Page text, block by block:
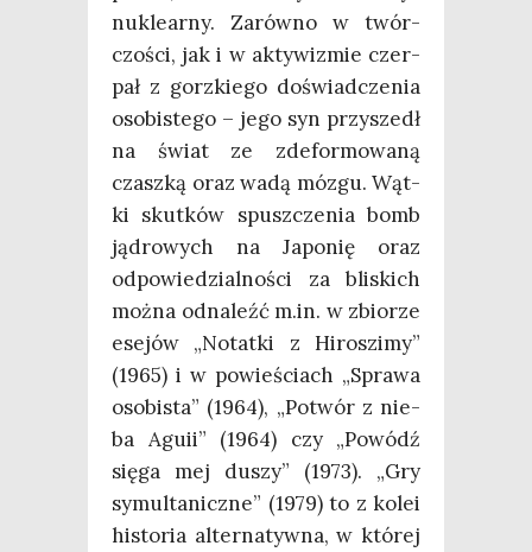
nu­kle­ar­ny. Zarów­no w twór­
czo­ści, jak i w akty­wi­zmie czer­
pał z gorz­kie­go doświad­cze­nia
oso­bi­ste­go – jego syn przy­szedł
na świat ze zde­for­mo­wa­ną
czasz­ką oraz wadą mózgu. Wąt­
ki skut­ków spusz­cze­nia bomb
jądro­wych na Japo­nię oraz
odpo­wie­dzial­no­ści za bli­skich
moż­na odna­leźć m.in. w zbio­rze
ese­jów „Notat­ki z Hiro­szi­my”
(1965) i w powie­ściach „Spra­wa
oso­bi­sta” (1964), „Potwór z nie­
ba Agu­ii” (1964) czy „Powódź
się­ga mej duszy” (1973). „Gry
symul­ta­nicz­ne” (1979) to z kolei
histo­ria alter­na­tyw­na, w któ­rej